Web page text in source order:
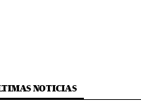
NOTICIAS